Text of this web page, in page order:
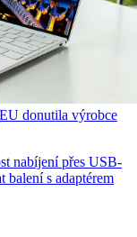
donutila výrobce
nabíjení přes USB-
s adaptérem